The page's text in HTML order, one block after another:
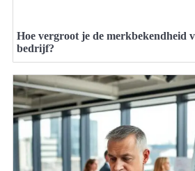
Hoe vergroot je de merkbekendheid
bedrijf?